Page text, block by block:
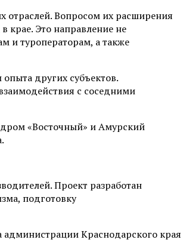
отраслей. Вопросом их расширения
Это направление не
и туроператорам, а также
других субъектов.
с соседними
«Восточный» и Амурский
Проект разработан
подготовку
администрации Краснодарского края